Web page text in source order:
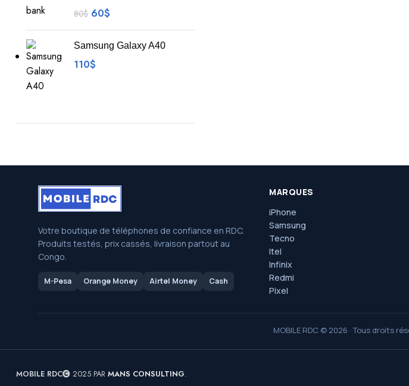
80$ 60$
Samsung Galaxy A40
110$
Votre boutique de téléphones de confiance en RDC.
Produits testés, prix cassés, livraison partout au
Congo.
M-Pesa Orange Money Airtel Money Cash
MARQUES
iPhone
Samsung
Tecno
Itel
Infinix
Redmi
Pixel
MOBILE RDC © 2026 · Tous droits
MOBILE RDC 2025 PAR MANS CONSULTING.